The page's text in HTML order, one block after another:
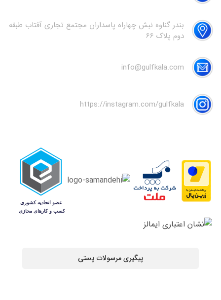
بندر گناوه نبش چهاراه پاسداران مجتمع تجاری آفتاب طبقه
دوم پلاک 66
info@gulfkala.com
https://instagram.com/gulfkala
پیگیری مرسولات پستی